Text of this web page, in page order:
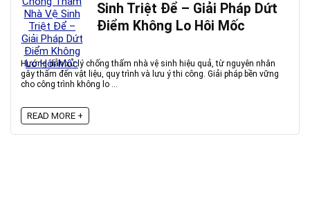
Sinh Triệt Để – Giải Pháp Dứt
Điểm Không Lo Hôi Mốc
Hướng dẫn xử lý chống thấm nhà vệ sinh hiệu quả, từ nguyên nhân
gây thấm đến vật liệu, quy trình và lưu ý thi công. Giải pháp bền vững
cho công trình không lo ...
READ MORE +